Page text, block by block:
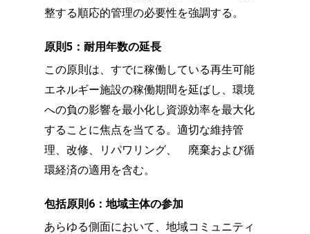
整する順応的管理の必要性を強調する。
原則5：耐用年数の延長
この原則は、すでに稼働している再生可能
エネルギー施設の稼働期間を延ばし、環境
への負の影響を最小化し資源効率を最大化
することに焦点を当てる。適切な維持管
理、改修、リパワリング、 廃棄および循
環経済の適用を含む。
包括原則6：地域主体の参加
あらゆる側面において、地域コミュニティ